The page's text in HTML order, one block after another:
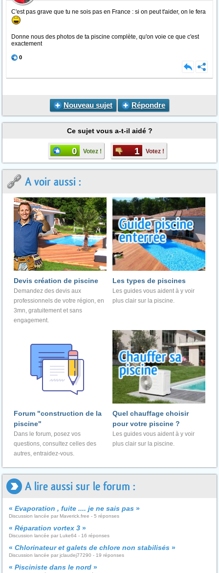
C'est pas grave que tu ne sois pas en France : si on peut t'aider, on le fera
Donne nous des photos de ta piscine complète, qu'on voie ce que c'est
exactement
0
Nouveau sujet Répondre
Ce sujet vous a-t-il aidé ?
0 Votez ! 1 Votez !
A voir aussi :
Devis création de piscine
Demandez des devis aux
professionnels de votre région, en
3mn, gratuitement et sans
engagement.
Les types de piscines
Les guides vous aident à y voir
plus clair sur la piscine.
Forum "construction de la
piscine"
Dans le forum, posez vos
questions, consultez celles des
autres, entraidez-vous.
Quel chauffage choisir
pour votre piscine ?
Les guides vous aident à y voir
plus clair sur la piscine.
A lire aussi sur le forum :
« Evaporation , fuite .... je ne sais pas »
Discussion lancée par Maverick.free - 5 réponses
« Réparation vortex 3 »
Discussion lancée par Luke64 - 16 réponses
« Chlorinateur et galets de chlore non stabilisés »
Discussion lancée par jclaudej77290 - 19 réponses
« Pisciniste dans le nord »